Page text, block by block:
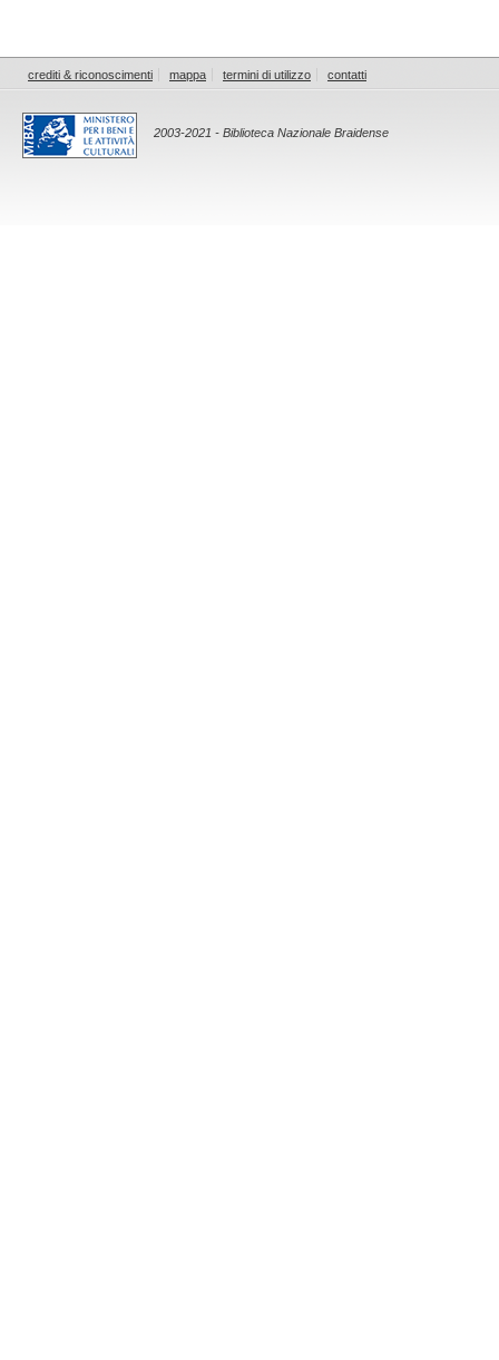
crediti & riconoscimenti mappa termini di utilizzo contatti
2003-2021 - Biblioteca Nazionale Braidense